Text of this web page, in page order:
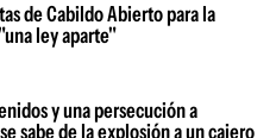
de Cabildo Abierto para la
ley aparte"
y una persecución a
sabe de la explosión a un cajero